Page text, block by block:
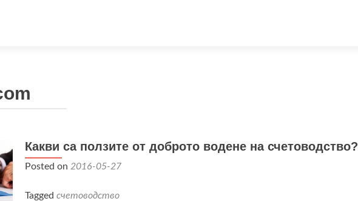
Какви са ползите от доброто водене на счетоводство?
Posted on 2016-05-27
Tagged счетоводство